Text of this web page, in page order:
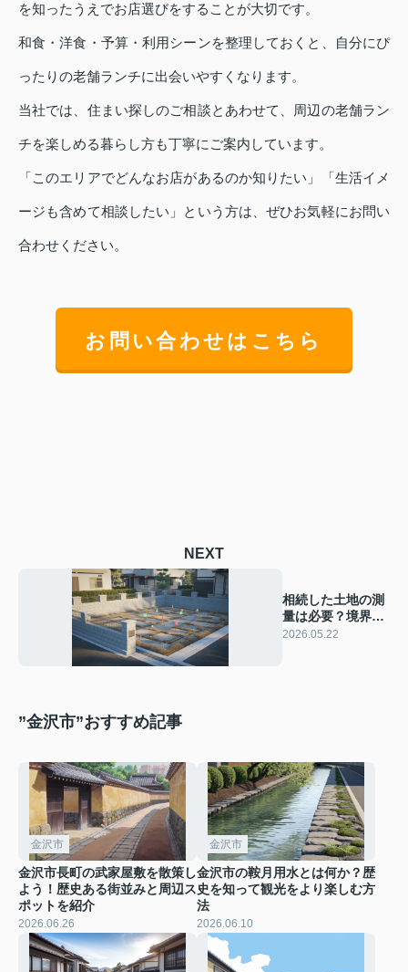
を知ったうえでお店選びをすることが大切です。
和食・洋食・予算・利用シーンを整理しておくと、自分にぴ
ったりの老舗ランチに出会いやすくなります。
当社では、住まい探しのご相談とあわせて、周辺の老舗ラン
チを楽しめる暮らし方も丁寧にご案内しています。
「このエリアでどんなお店があるのか知りたい」「生活イメ
ージも含めて相談したい」という方は、ぜひお気軽にお問い
合わせください。
お問い合わせはこちら
NEXT
相続した土地の測
量は必要？境界確
定で相続トラブル
2026.05.22
”金沢市”おすすめ記事
金沢市
金沢市長町の武家屋敷を散策し
よう！歴史ある街並みと周辺ス
ポットを紹介
2026.06.26
金沢市
金沢市の鞍月用水とは何か？歴
史を知って観光をより楽しむ方
法
2026.06.10